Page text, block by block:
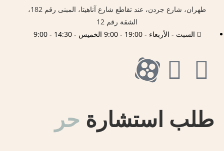
طهران، شارع جردن، عند تقاطع شارع آناهیتا، المبنى رقم 182،
الشقة رقم 12
السبت - الأربعاء - 19:00 - 9:00 الخميس - 14:30 - 9:00
طلب استشارة حر